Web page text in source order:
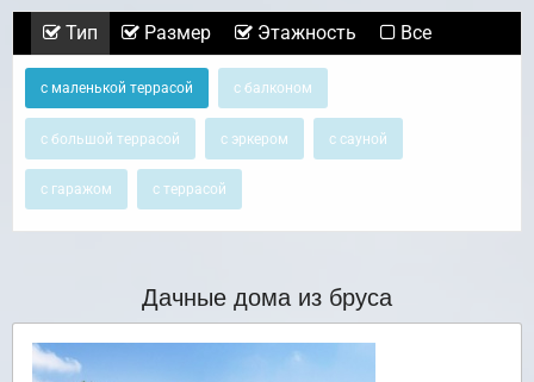
Тип Размер Этажность Все
с маленькой террасой с балконом
с большой террасой с эркером с сауной
с гаражом с террасой
Дачные дома из бруса